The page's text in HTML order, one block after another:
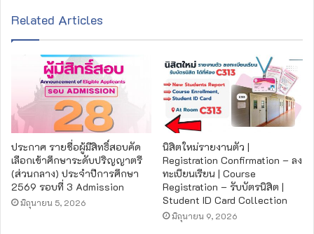
Related Articles
ประกาศ รายชื่อผู้มีสิทธิ์สอบคัด
เลือกเข้าศึกษาระดับปริญญาตรี
(ส่วนกลาง) ประจำปีการศึกษา
2569 รอบที่ 3 Admission
มิถุนายน 5, 2026
นิสิตใหม่รายงานตัว |
Registration Confirmation – ลง
ทะเบียนเรียน | Course
Registration – รับบัตรนิสิต |
Student ID Card Collection
มิถุนายน 9, 2026